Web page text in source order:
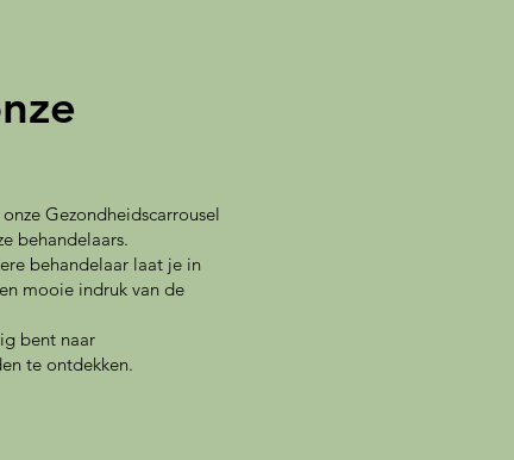
Gezondheidscarrousel
behandelaars.
behandelaar laat je in
mooie indruk van de
bent naar
te ontdekken.